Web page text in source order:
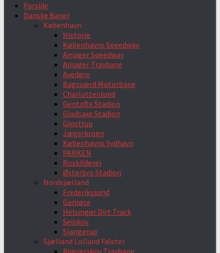
Forside
Danske Baner
København
Historie
Københavns Speedway.
Amager Speedway
Amager Travbane
Avedøre
Bagsværd Motorbane
Charlottenlund
Gentofte Stadion
Gladsaxe Stadion
Glostrup
Jægerkroen
Københavns Sydhavn
PARKEN
Roskildevej
Østerbro Stadion
Nordsjælland
Frederikssund
Ganløse
Helsingør Dirt Track
Selskov
Slangerup
Sjælland Lolland Falster
Bjæverskov Travbane